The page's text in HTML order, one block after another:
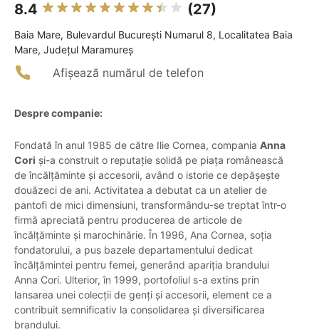
8.4 (27)
Baia Mare, Bulevardul Bucureşti Numarul 8, Localitatea Baia
Mare, Judeţul Maramureş
Afișează numărul de telefon
Despre companie:
Fondată în anul 1985 de către Ilie Cornea, compania Anna
Cori și-a construit o reputație solidă pe piața românească
de încălțăminte și accesorii, având o istorie ce depășește
douăzeci de ani. Activitatea a debutat ca un atelier de
pantofi de mici dimensiuni, transformându-se treptat într-o
firmă apreciată pentru producerea de articole de
încălțăminte și marochinărie. În 1996, Ana Cornea, soția
fondatorului, a pus bazele departamentului dedicat
încălțămintei pentru femei, generând apariția brandului
Anna Cori. Ulterior, în 1999, portofoliul s-a extins prin
lansarea unei colecții de genți și accesorii, element ce a
contribuit semnificativ la consolidarea și diversificarea
brandului.